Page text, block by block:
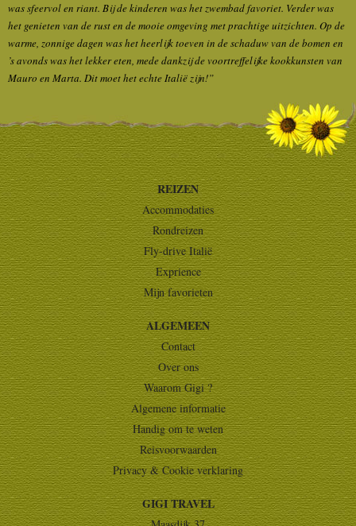
was sfeervol en riant. Bij de kinderen was het zwembad favoriet. Verder was
het genieten van de rust en de mooie omgeving met prachtige uitzichten. Op de
warme, zonnige dagen was het heerlijk toeven in de schaduw van de bomen en
’s avonds was het lekker eten, mede dankzij de voortreffelijke kookkunsten van
Mauro en Marta. Dit moet het echte Italië zijn!”
REIZEN
Accommodaties
Rondreizen
Fly-drive Italië
Exprience
Mijn favorieten
ALGEMEEN
Contact
Over ons
Waarom Gigi ?
Algemene informatie
Handig om te weten
Reisvoorwaarden
Privacy & Cookie verklaring
GIGI TRAVEL